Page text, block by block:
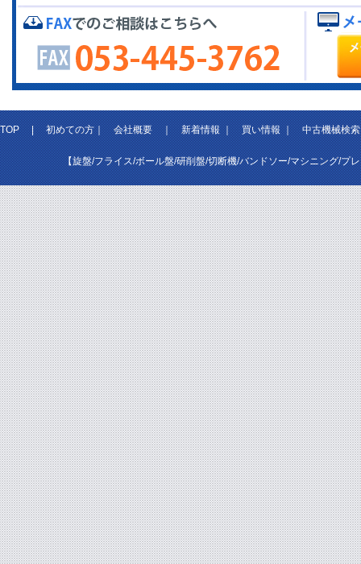
TOP|初めての方｜会社概要｜新着情報｜買い情報｜中古機械検索
【旋盤/フライス/ボール盤/研削盤/切断機/バンドソー/マシニング/プ